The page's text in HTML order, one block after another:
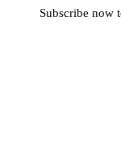
Subscribe now